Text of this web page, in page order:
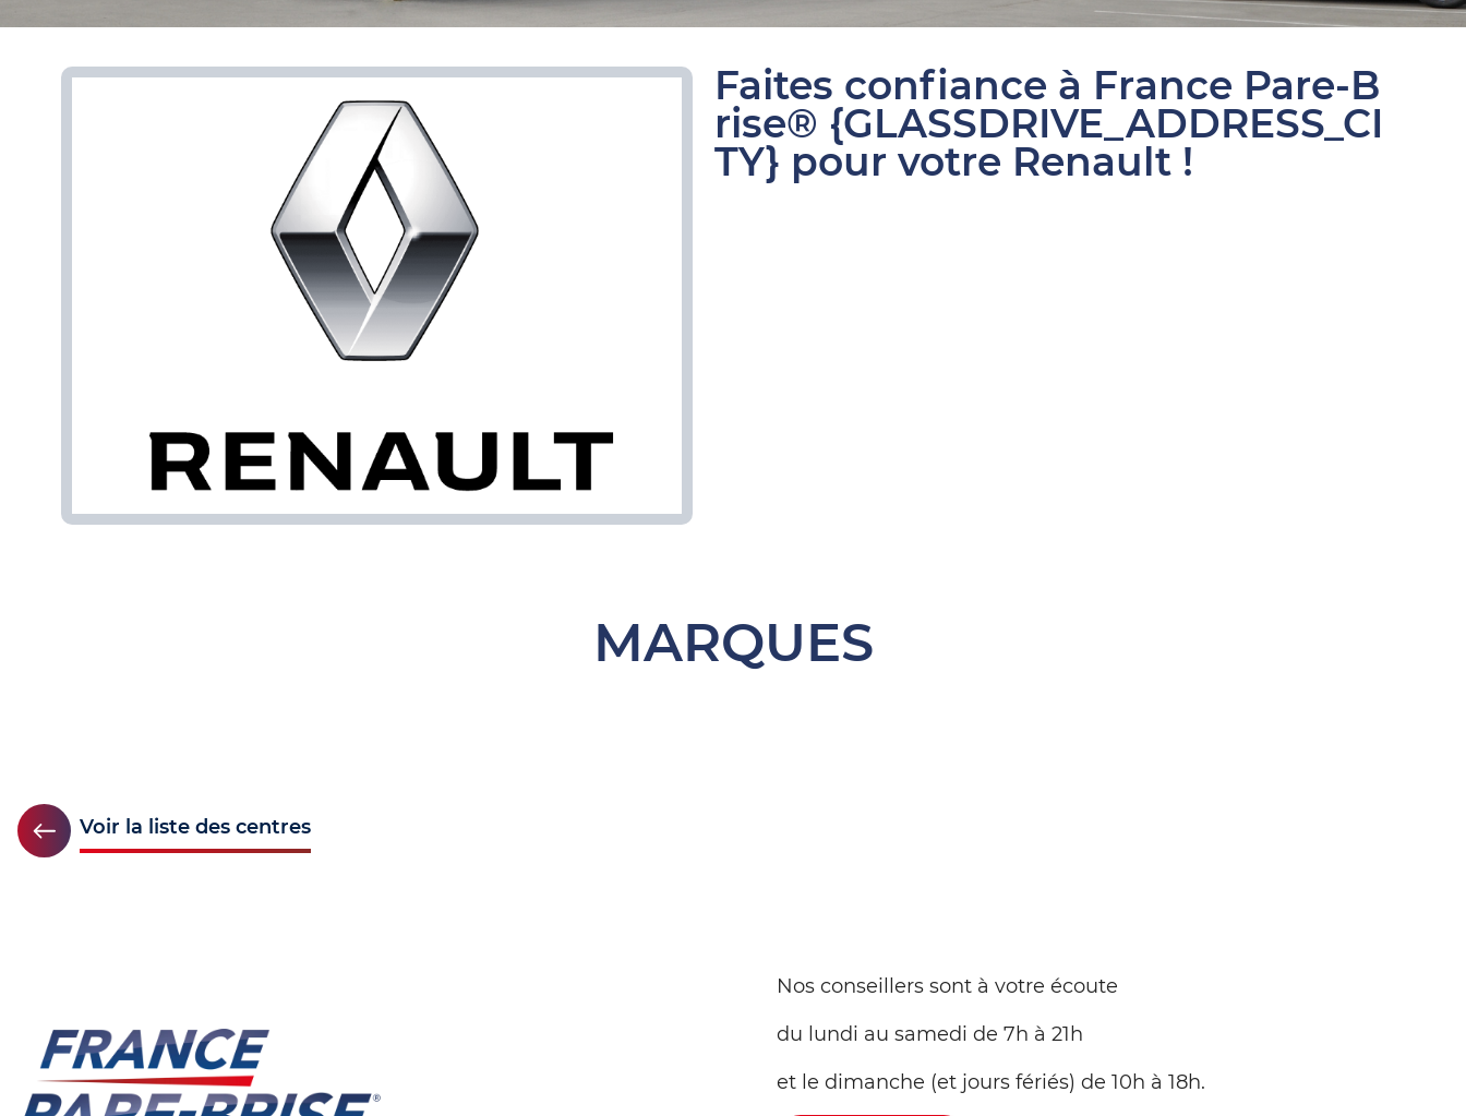
Faites confiance à France Pare-B
rise® {GLASSDRIVE_ADDRESS_CI
TY} pour votre Renault !
MARQUES
Voir la liste des centres
Nos conseillers sont à votre écoute
du lundi au samedi de 7h à 21h
et le dimanche (et jours fériés) de 10h à 18h.